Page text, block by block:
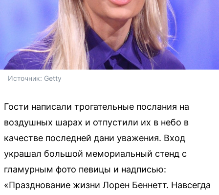
Источник: Getty
Гости написали трогательные послания на
воздушных шарах и отпустили их в небо в
качестве последней дани уважения. Вход
украшал большой мемориальный стенд с
гламурным фото певицы и надписью:
«Празднование жизни Лорен Беннетт. Навсегда